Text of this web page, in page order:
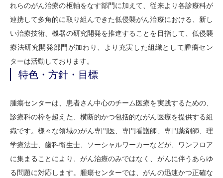
れらのがん治療の枢軸をなす部門に加えて、従来より各診療科が
連携して多角的に取り組んできた低侵襲がん治療における、新し
い治療技術、機器の研究開発を推進することを目指して、低侵襲
療法研究開発部門が加わり、より充実した組織として腫瘍セン
ターは活動しております。
特色・方針・目標
腫瘍センターは、患者さん中心のチーム医療を実践するための、
診療科の枠を超えた、横断的かつ包括的ながん医療を提供する組
織です。様々な領域のがん専門医、専門看護師、専門薬剤師、理
学療法士、歯科衛生士、ソーシャルワーカーなどが、ワンフロア
に集まることにより、がん治療のみではなく、がんに伴うあらゆ
る問題に対応します。腫瘍センターでは、がんの迅速かつ正確な